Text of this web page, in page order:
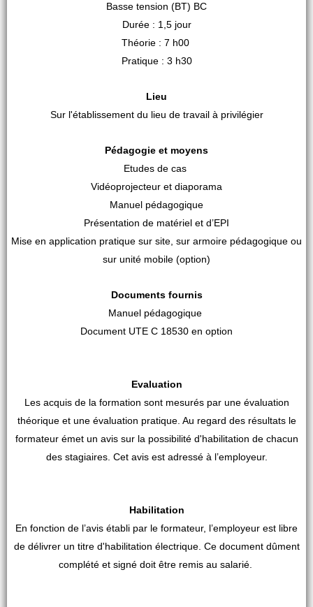
Basse tension (BT) BC
Durée : 1,5 jour
Théorie : 7 h00
Pratique : 3 h30
Lieu
Sur l'établissement du lieu de travail à privilégier
Pédagogie et moyens
Etudes de cas
Vidéoprojecteur et diaporama
Manuel pédagogique
Présentation de matériel et d’EPI
Mise en application pratique sur site, sur armoire pédagogique ou
sur unité mobile (option)
Documents fournis
Manuel pédagogique
Document UTE C 18530 en option
Evaluation
Les acquis de la formation sont mesurés par une évaluation
théorique et une évaluation pratique. Au regard des résultats le
formateur émet un avis sur la possibilité d'habilitation de chacun
des stagiaires. Cet avis est adressé à l’employeur.
Habilitation
En fonction de l’avis établi par le formateur, l’employeur est libre
de délivrer un titre d'habilitation électrique. Ce document dûment
complété et signé doit être remis au salarié.